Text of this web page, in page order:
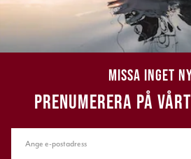
MISSA INGET
PRENUMERERA PÅ